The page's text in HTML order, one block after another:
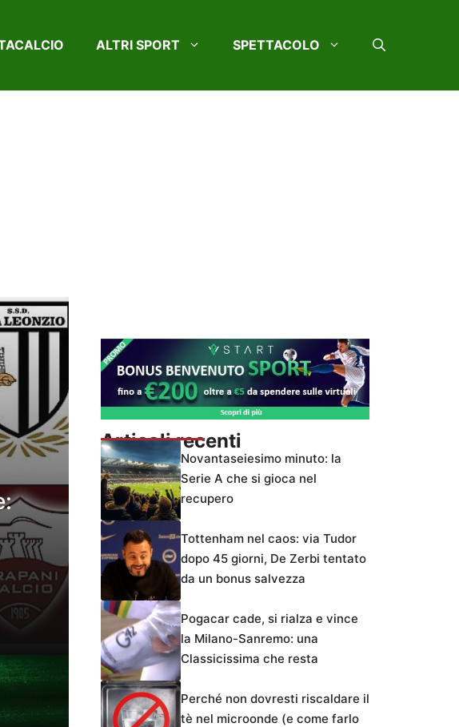
ALTRI SPORT SPETTACOLO
Articoli recenti
Novantaseiesimo minuto: la
Serie A che si gioca nel
recupero
Tottenham nel caos: via Tudor
dopo 45 giorni, De Zerbi tentato
da un bonus salvezza
Pogacar cade, si rialza e vince
la Milano-Sanremo: una
Classicissima che resta
Perché non dovresti riscaldare il
tè nel microonde (e come farlo